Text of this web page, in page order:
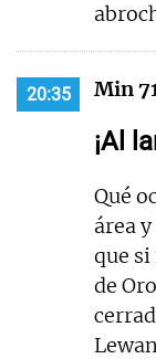
20:35 Min
¡Al
Qué
área
que
de